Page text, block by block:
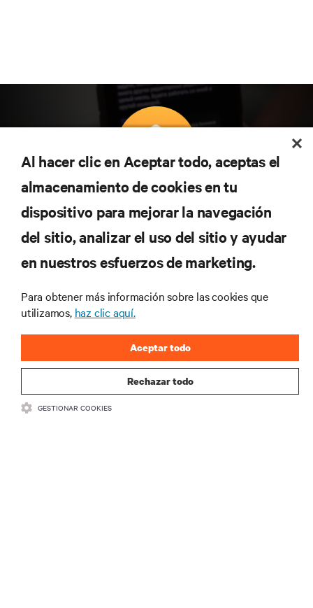
Suscríbete para conocer las últimas tendencias
tecnológicas
Recibe actualizaciones periódicas sobre los temas
más importantes del sector, con los últimos debates
y perspectivas de expertos sobre gestión de
centros de datos y gestión de infraestructuras.
REGÍSTRATE AHORA
Al hacer clic en Aceptar todo, aceptas el
almacenamiento de cookies en tu
dispositivo para mejorar la navegación
del sitio, analizar el uso del sitio y ayudar
en nuestros esfuerzos de marketing.
Para obtener más información sobre las cookies que
utilizamos, haz clic aquí.
Rechazar todo
Aceptar todo
GESTIONAR COOKIES